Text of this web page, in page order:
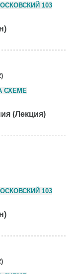
103
СХЕМЕ
(Лекция)
103